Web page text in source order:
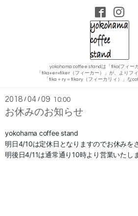
yokohama coffee standは「fika(フィー
「fika+er=fiker（フィーカー）」が、よりフ
「fika＋ry＝fikary（フィーカリィ）」な
インフォメーション
2018 /04 /09 10:00
お休みのお知らせ
yokohama coffee stand
明日4/10は定休日となりますのでお休みを
明後日4/11は通常通り10時より営業いたし